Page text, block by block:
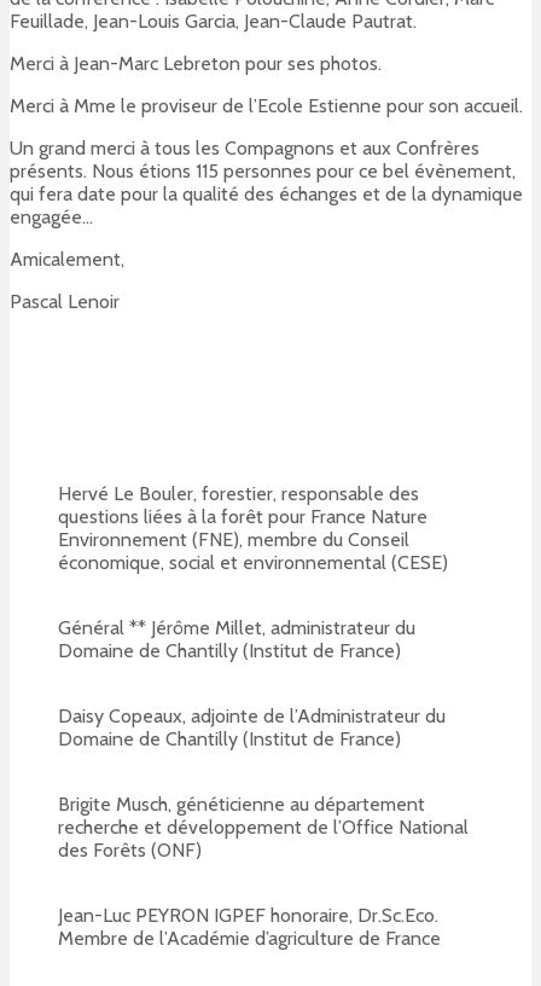
Feuillade, Jean-Louis Garcia, Jean-Claude Pautrat.
Merci à Jean-Marc Lebreton pour ses photos.
Merci à Mme le proviseur de l’Ecole Estienne pour son accueil.
Un grand merci à tous les Compagnons et aux Confrères
présents. Nous étions 115 personnes pour ce bel évènement,
qui fera date pour la qualité des échanges et de la dynamique
engagée…
Amicalement,
Pascal Lenoir
Hervé Le Bouler, forestier, responsable des
questions liées à la forêt pour France Nature
Environnement (FNE), membre du Conseil
économique, social et environnemental (CESE)
Général ** Jérôme Millet, administrateur du
Domaine de Chantilly (Institut de France)
Daisy Copeaux, adjointe de l’Administrateur du
Domaine de Chantilly (Institut de France)
Brigite Musch, généticienne au département
recherche et développement de l’Office National
des Forêts (ONF)
Jean-Luc PEYRON IGPEF honoraire, Dr.Sc.Eco.
Membre de l’Académie d’agriculture de France